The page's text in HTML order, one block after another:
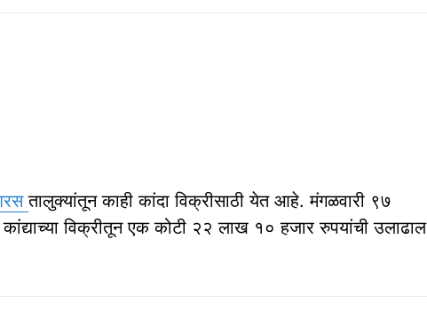
तालुक्यांतून काही कांदा विक्रीसाठी येत आहे. मंगळवारी ९७
विक्रीतून एक कोटी २२ लाख १० हजार रुपयांची उलाढाल